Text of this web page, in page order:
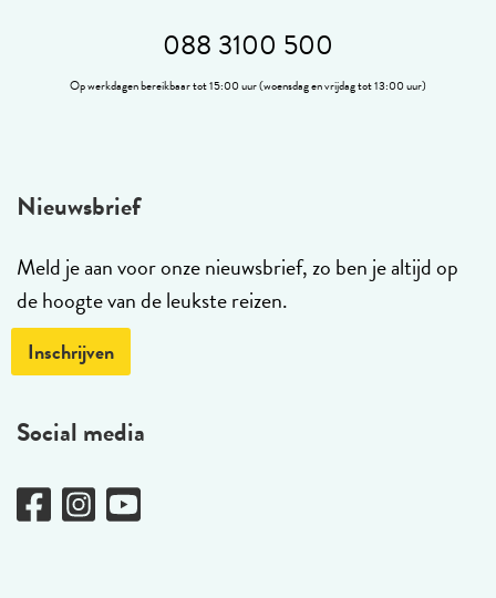
088 3100 500
Op werkdagen bereikbaar tot 15:00 uur (woensdag en vrijdag tot 13:00 uur)
Nieuwsbrief
Meld je aan voor onze nieuwsbrief, zo ben je altijd op
de hoogte van de leukste reizen.
Inschrijven
Social media